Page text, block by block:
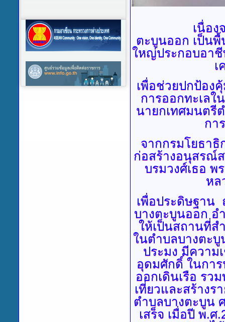
เนื่อ
ตะบูนออก เป็น
ใหญ่ประกอบอา
เ
เพื่อช่วยปกป้อง
การออกทะเลใ
นายกเทศมนตรี
กา
จากกรมโยธาธิ
ก่อสร้างอนุสรณ์ส
บรมวงศ์เธอ พ
หล
เพื่อประดิษฐาน
บางตะบูนออก อ
ให้เป็นสถานที่ส
ในตำบลบางตะบู
ประมง มีความ
อุดมศักดิ์ ในกา
ออกเดินเรือ รว
เที่ยวและสร้างร
ตำบลบางตะบูน
เสร็จ เมื่อปี พ.